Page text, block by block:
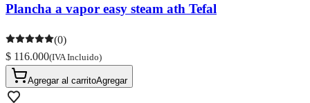
Plancha a vapor easy steam ath Tefal
(0)
$ 116.000(IVA Incluido)
Agregar al carritoAgregar